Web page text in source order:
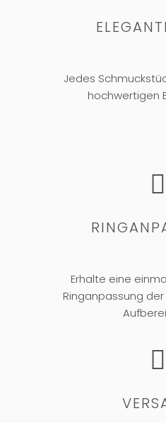
Jedes
hochwertigen

Erhalte eine
Ringanpassung
